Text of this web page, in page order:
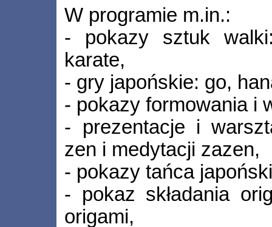
W programie m.in.:
- pokazy sztuk
karate,
- gry japońskie: go,
- pokazy formowania i
- prezentacje i
zen i medytacji zazen,
- pokazy tańca
- pokaz składania
origami,